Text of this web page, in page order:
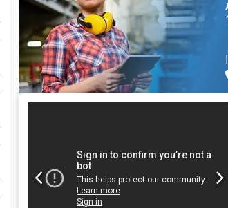
refrigeración 7,0 l Tipo de aceite de
profundidad x alto) 750 mm x 895 mm x
Bitburg - disponible inmediatamente -